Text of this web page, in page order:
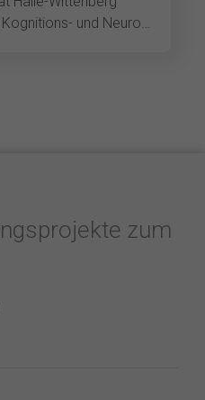
Max-Planck-Institut für Kognitions- und Neurowissenschaften
zum